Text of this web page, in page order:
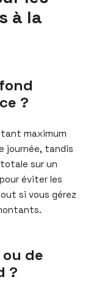
à la
?
maximum
journée, tandis
sur un
éviter les
si vous gérez
de
?